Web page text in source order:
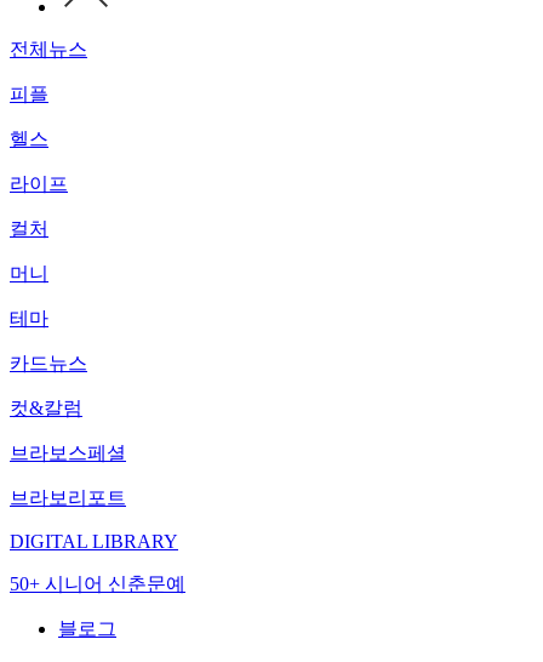
전체뉴스
피플
헬스
라이프
컬처
머니
테마
카드뉴스
컷&칼럼
브라보스페셜
브라보리포트
DIGITAL LIBRARY
50+ 시니어 신춘문예
블로그